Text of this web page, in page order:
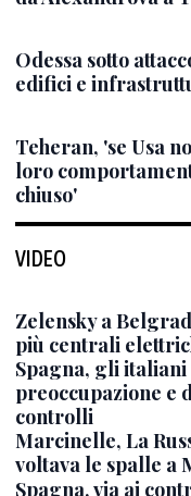
Odessa sotto
edifici e
Teheran, 'se Usa
loro
chiuso'
VIDEO
Zelensky a
più centrali
Spagna, gli
preoccupazione e
controlli
Marcinelle, La
voltava le spalle a
Spagna, via ai